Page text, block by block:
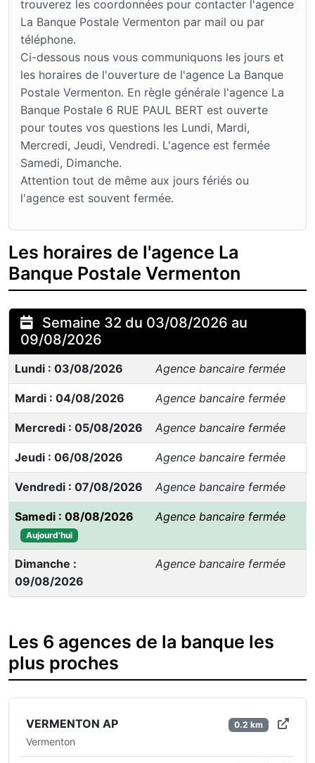
trouverez les coordonnées pour contacter l'agence
La Banque Postale Vermenton par mail ou par
téléphone.
Ci-dessous nous vous communiquons les jours et
les horaires de l'ouverture de l'agence La Banque
Postale Vermenton. En règle générale l'agence La
Banque Postale 6 RUE PAUL BERT est ouverte
pour toutes vos questions les Lundi, Mardi,
Mercredi, Jeudi, Vendredi. L'agence est fermée
Samedi, Dimanche.
Attention tout de même aux jours fériés ou
l'agence est souvent fermée.
Les horaires de l'agence La
Banque Postale Vermenton
Semaine 32 du 03/08/2026 au
09/08/2026
Lundi : 03/08/2026 Agence bancaire fermée
Mardi : 04/08/2026 Agence bancaire fermée
Mercredi : 05/08/2026 Agence bancaire fermée
Jeudi : 06/08/2026 Agence bancaire fermée
Vendredi : 07/08/2026 Agence bancaire fermée
Samedi : 08/08/2026
Aujourd'hui
Agence bancaire fermée
Dimanche :
09/08/2026
Agence bancaire fermée
Les 6 agences de la banque les
plus proches
VERMENTON AP
Vermenton
0.2 km